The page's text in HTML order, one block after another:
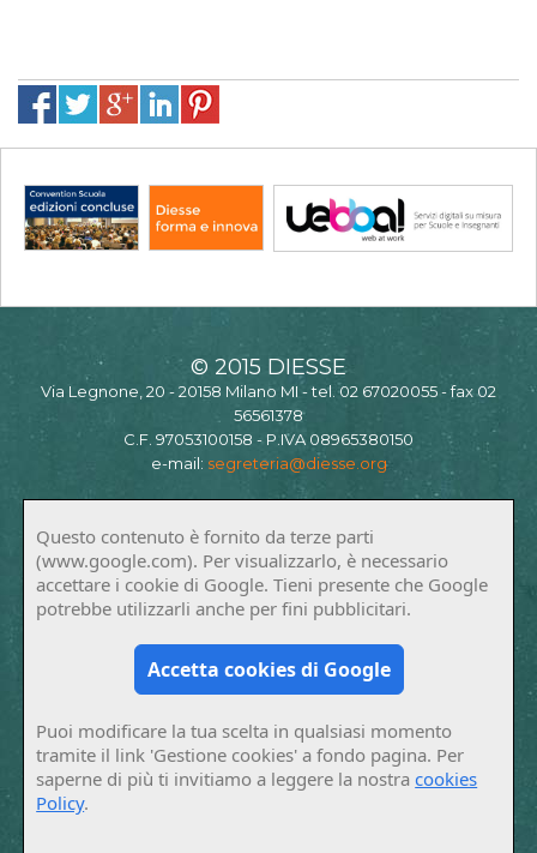
© 2015 DIESSE
Via Legnone, 20 - 20158 Milano MI - tel. 02 67020055 - fax 02
56561378
C.F. 97053100158 - P.IVA 08965380150
e-mail: segreteria@diesse.org
Questo contenuto è fornito da terze parti
(www.google.com). Per visualizzarlo, è necessario
accettare i cookie di Google. Tieni presente che Google
potrebbe utilizzarli anche per fini pubblicitari.
Accetta cookies di Google
Puoi modificare la tua scelta in qualsiasi momento
tramite il link 'Gestione cookies' a fondo pagina. Per
saperne di più ti invitiamo a leggere la nostracookies
Policy.